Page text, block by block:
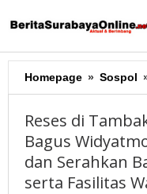
ke
Homepage » Sospol
Reses di
Bagus
dan Serahkan
serta Fasilitas